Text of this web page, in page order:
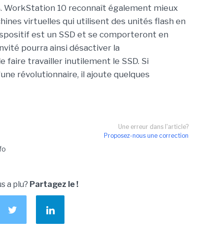
WorkStation 10 reconnaît également mieux
virtuelles qui utilisent des unités flash en
est un SSD et se comporteront en
pourra ainsi désactiver la
travailler inutilement le SSD. Si
révolutionnaire, il ajoute quelques
Une erreur dans l'article?
Proposez-nous une correction
a plu? Partagez le !